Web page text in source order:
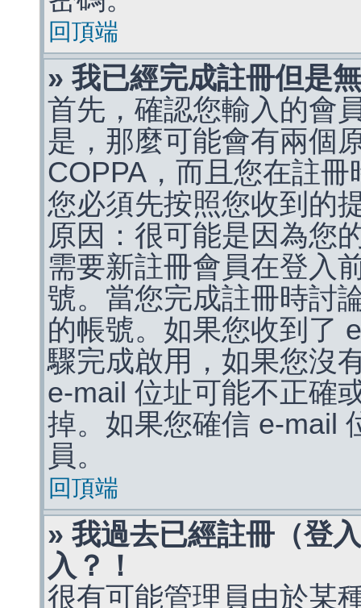
回頂端
» 我已經完成註冊但是
首先，確認您輸入的會
是，那麼可能會有兩個
COPPA，而且您在註
您必須先按照您收到的
原因：很可能是因為您
需要新註冊會員在登入
號。當您完成註冊時討
的帳號。如果您收到了
驟完成啟用，如果您沒
e-mail 位址可能不正確
掉。如果您確信 e-mail
員。
回頂端
» 我過去已經註冊（登
入？！
很有可能管理員由於某